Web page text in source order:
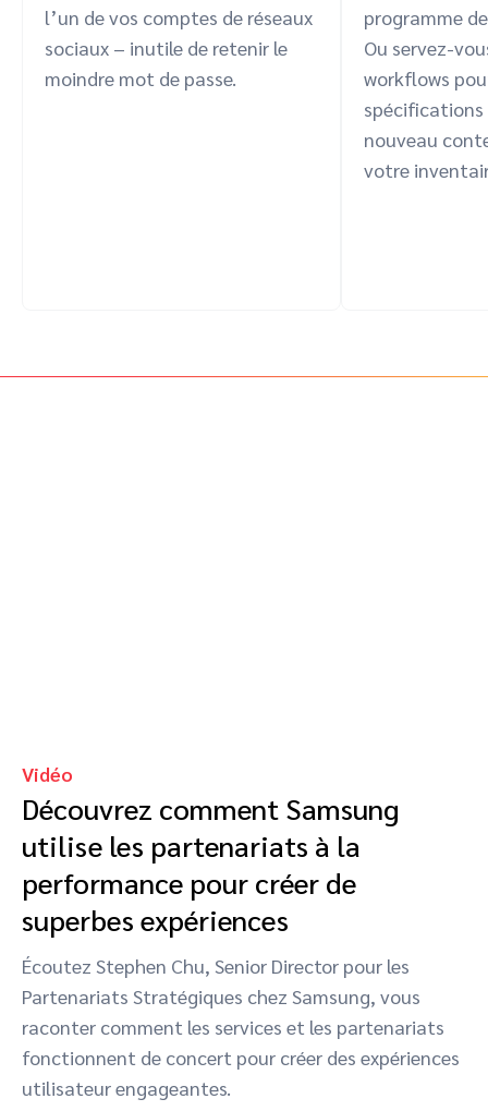
l’un de vos comptes de réseaux
sociaux – inutile de retenir le
moindre mot de passe.
programme
Ou servez-
workflows
nouveau
votre
Vidéo
Découvrez comment Samsung
utilise les partenariats à la
performance pour créer de
superbes expériences
Écoutez Stephen Chu, Senior Director pour les
Partenariats Stratégiques chez Samsung, vous
raconter comment les services et les partenariats
fonctionnent de concert pour créer des expériences
utilisateur engageantes.